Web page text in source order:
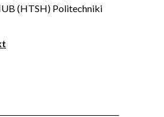
(HTSH) Politechniki